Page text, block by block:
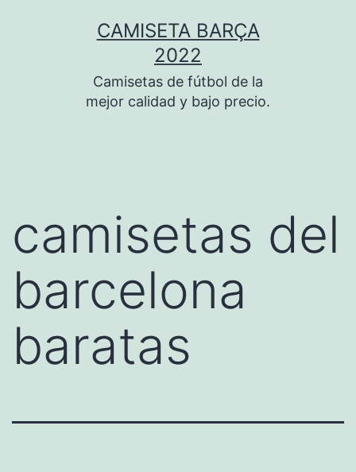
CAMISETA BARÇA
2022
Camisetas de fútbol de la
mejor calidad y bajo precio.
camisetas del
barcelona
baratas